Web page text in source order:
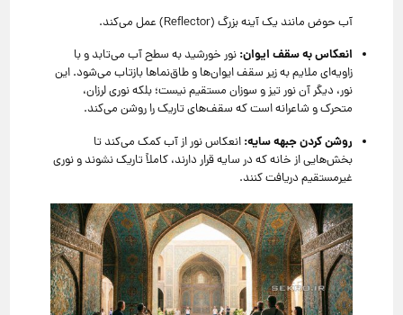
آب حوض مانند یک آینه بزرگ (Reflector) عمل می‌کند.
انعکاس به سقف ایوان: نور خورشید به سطح آب می‌تابد و با
زاویه‌ای ملایم به زیر سقف ایوان‌ها و طاق‌نماها بازتاب می‌شود. این
نور، دیگر آن نور تیز و سوزان مستقیم نیست؛ بلکه نوری لرزان،
متحرک و شاعرانه است که سقف‌های تاریک را روشن می‌کند.
روشن کردن جبهه سایه: انعکاس نور از آب کمک می‌کند تا
بخش‌هایی از خانه که در سایه قرار دارند، کاملاً تاریک نشوند و نوری
غیرمستقیم دریافت کنند.